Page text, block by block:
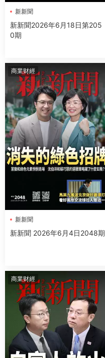
新新聞
新新聞2026年6月18日第205
0期
商業财經
新新聞
新新聞 2026年6月4日2048期
商業财經